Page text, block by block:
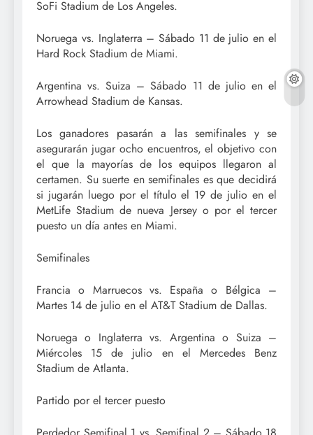
SoFi Stadium de Los Angeles.
Noruega vs. Inglaterra – Sábado 11 de julio en el
Hard Rock Stadium de Miami.
Argentina vs. Suiza – Sábado 11 de julio en el
Arrowhead Stadium de Kansas.
Los ganadores pasarán a las semifinales y se
asegurarán jugar ocho encuentros, el objetivo con
el que la mayorías de los equipos llegaron al
certamen. Su suerte en semifinales es que decidirá
si jugarán luego por el título el 19 de julio en el
MetLife Stadium de nueva Jersey o por el tercer
puesto un día antes en Miami.
Semifinales
Francia o Marruecos vs. España o Bélgica –
Martes 14 de julio en el AT&T Stadium de Dallas.
Noruega o Inglaterra vs. Argentina o Suiza –
Miércoles 15 de julio en el Mercedes Benz
Stadium de Atlanta.
Partido por el tercer puesto